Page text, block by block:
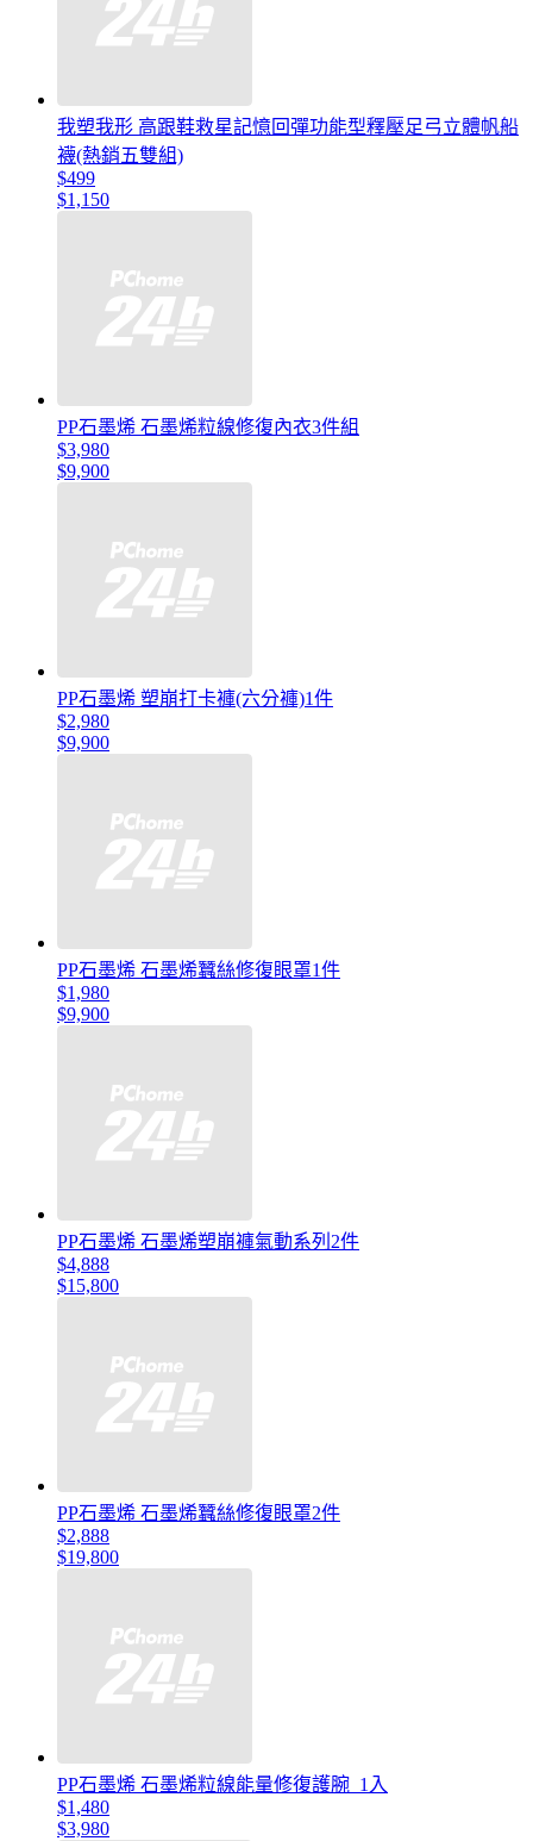
我塑我形 高跟鞋救星記憶回彈功能型釋壓足弓立體帆船
襪(熱銷五雙組)
$499
$1,150
PP石墨烯 石墨烯粒線修復內衣3件組
$3,980
$9,900
PP石墨烯 塑崩打卡褲(六分褲)1件
$2,980
$9,900
PP石墨烯 石墨烯蠶絲修復眼罩1件
$1,980
$9,900
PP石墨烯 石墨烯塑崩褲氣動系列2件
$4,888
$15,800
PP石墨烯 石墨烯蠶絲修復眼罩2件
$2,888
$19,800
PP石墨烯 石墨烯粒線能量修復護腕_1入
$1,480
$3,980